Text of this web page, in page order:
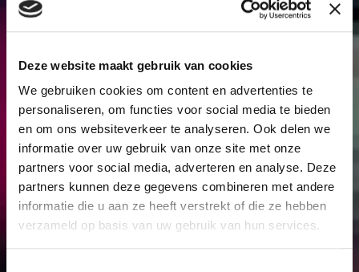
Deze website maakt gebruik van cookies
We gebruiken cookies om content en advertenties te
personaliseren, om functies voor social media te bieden
en om ons websiteverkeer te analyseren. Ook delen we
informatie over uw gebruik van onze site met onze
partners voor social media, adverteren en analyse. Deze
partners kunnen deze gegevens combineren met andere
informatie die u aan ze heeft verstrekt of die ze hebben
verzameld op basis van uw gebruik van hun services.
Welkom bij
Cyclingteamflakkee
Wij zijn een wielervereniging op Goeree-Overflakkee